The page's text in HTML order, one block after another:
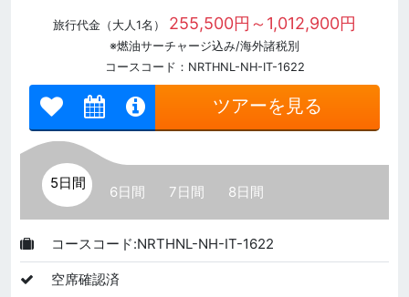
旅行代金（大人1名） 255,500円～1,012,900円
※燃油サーチャージ込み/海外諸税別
コースコード：NRTHNL-NH-IT-1622
ツアーを見る
5日間
6日間 7日間 8日間
コースコード:NRTHNL-NH-IT-1622
空席確認済